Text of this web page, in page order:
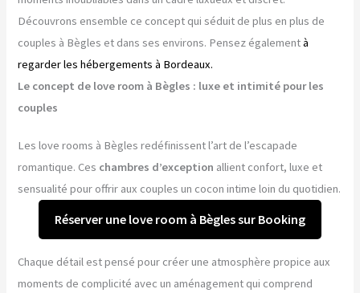
Découvrons ensemble ce concept qui séduit de plus en plus de
couples à Bègles et dans ses environs. Pensez égalementà
regarder les hébergements à Bordeaux.
Le concept de love room à Bègles : luxe et intimité pour les
couples
Les love rooms à Bègles redéfinissent l’art de l’escapade
romantique. Ces chambres d’exception allient confort, luxe et
sensualité pour offrir aux couples un cocon intime loin du quotidien.
Réserver une love room à Bègles sur Booking
Chaque détail est pensé pour créer une atmosphère propice aux
moments de complicité avec un aménagement qui comprend